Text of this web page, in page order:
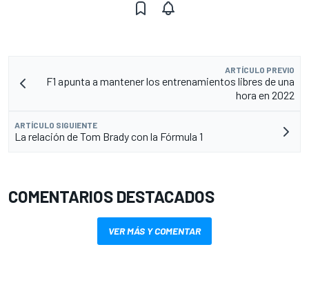
ARTÍCULO PREVIO
F1 apunta a mantener los entrenamientos libres de una
hora en 2022
ARTÍCULO SIGUIENTE
La relación de Tom Brady con la Fórmula 1
COMENTARIOS DESTACADOS
VER MÁS Y COMENTAR